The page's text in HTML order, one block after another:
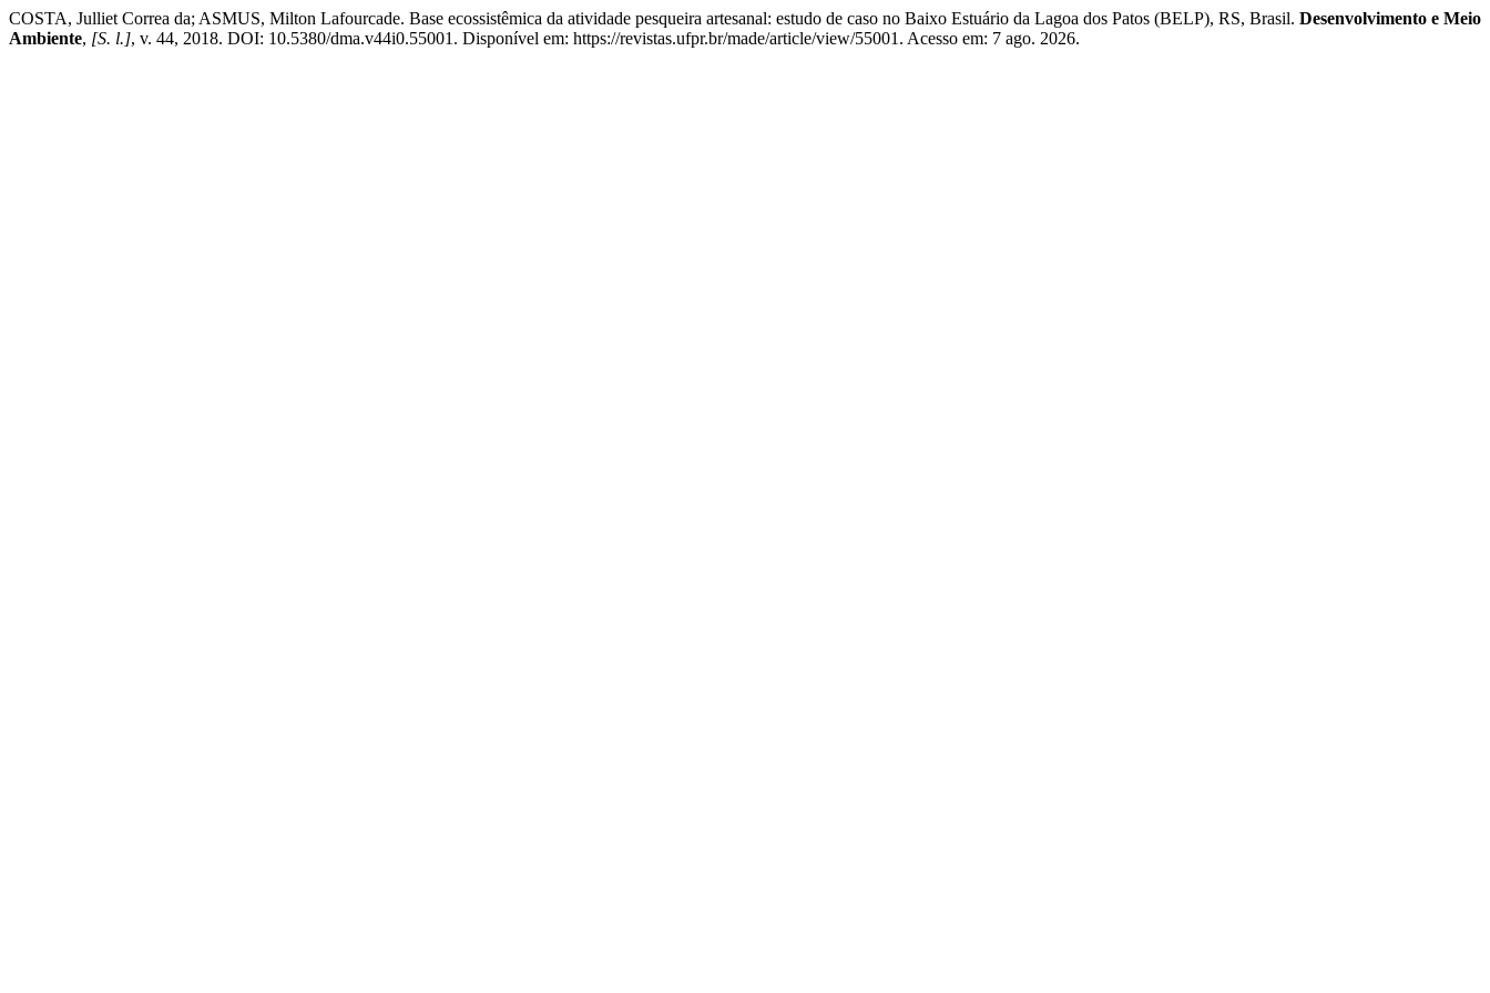
COSTA, Julliet Correa da; ASMUS, Milton Lafourcade. Base ecossistêmica da atividade pesqueira artesanal: estudo de caso no Baixo Estuário da Lagoa dos Patos (BELP), RS, Brasil. Desenvolvimento e Meio
Ambiente, [S. l.], v. 44, 2018. DOI: 10.5380/dma.v44i0.55001. Disponível em: https://revistas.ufpr.br/made/article/view/55001. Acesso em: 7 ago. 2026.